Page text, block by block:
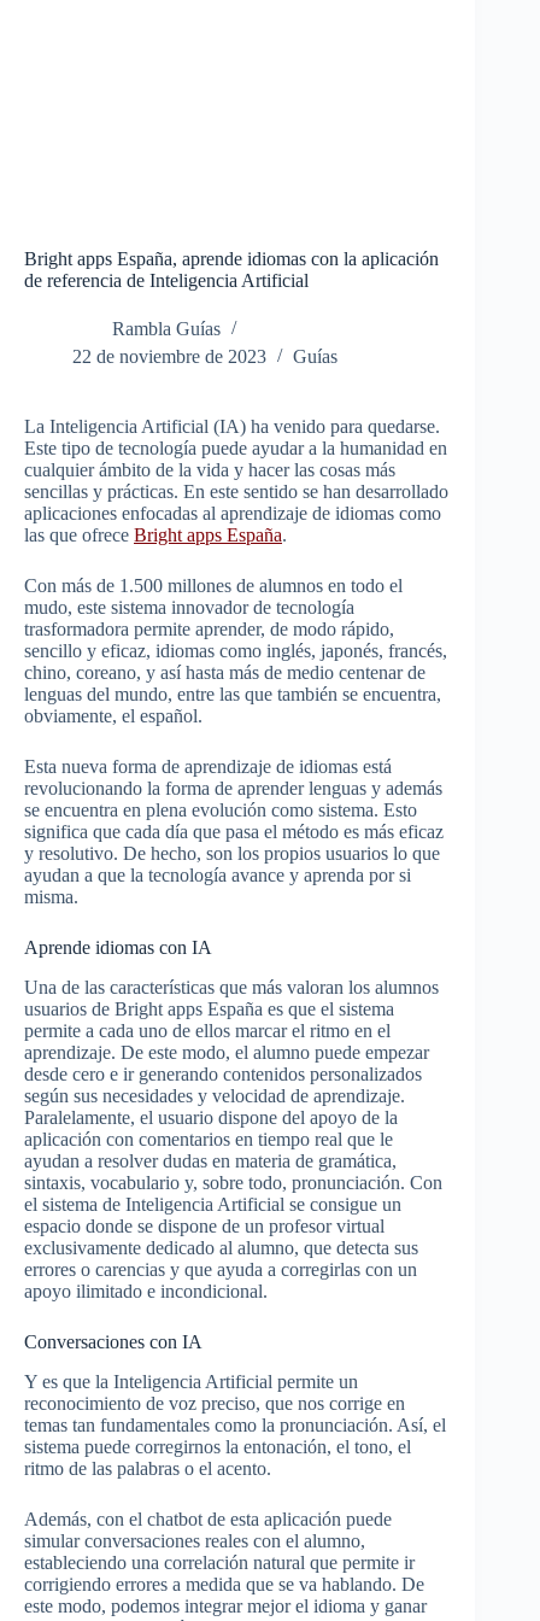
Bright apps España, aprende idiomas con la aplicación
de referencia de Inteligencia Artificial
Rambla Guías
22 de noviembre de 2023
Guías
La Inteligencia Artificial (IA) ha venido para quedarse.
Este tipo de tecnología puede ayudar a la humanidad en
cualquier ámbito de la vida y hacer las cosas más
sencillas y prácticas. En este sentido se han desarrollado
aplicaciones enfocadas al aprendizaje de idiomas como
las que ofrece Bright apps España.
Con más de 1.500 millones de alumnos en todo el
mudo, este sistema innovador de tecnología
trasformadora permite aprender, de modo rápido,
sencillo y eficaz, idiomas como inglés, japonés, francés,
chino, coreano, y así hasta más de medio centenar de
lenguas del mundo, entre las que también se encuentra,
obviamente, el español.
Esta nueva forma de aprendizaje de idiomas está
revolucionando la forma de aprender lenguas y además
se encuentra en plena evolución como sistema. Esto
significa que cada día que pasa el método es más eficaz
y resolutivo. De hecho, son los propios usuarios lo que
ayudan a que la tecnología avance y aprenda por si
misma.
Aprende idiomas con IA
Una de las características que más valoran los alumnos
usuarios de Bright apps España es que el sistema
permite a cada uno de ellos marcar el ritmo en el
aprendizaje. De este modo, el alumno puede empezar
desde cero e ir generando contenidos personalizados
según sus necesidades y velocidad de aprendizaje.
Paralelamente, el usuario dispone del apoyo de la
aplicación con comentarios en tiempo real que le
ayudan a resolver dudas en materia de gramática,
sintaxis, vocabulario y, sobre todo, pronunciación. Con
el sistema de Inteligencia Artificial se consigue un
espacio donde se dispone de un profesor virtual
exclusivamente dedicado al alumno, que detecta sus
errores o carencias y que ayuda a corregirlas con un
apoyo ilimitado e incondicional.
Conversaciones con IA
Y es que la Inteligencia Artificial permite un
reconocimiento de voz preciso, que nos corrige en
temas tan fundamentales como la pronunciación. Así, el
sistema puede corregirnos la entonación, el tono, el
ritmo de las palabras o el acento.
Además, con el chatbot de esta aplicación puede
simular conversaciones reales con el alumno,
estableciendo una correlación natural que permite ir
corrigiendo errores a medida que se va hablando. De
este modo, podemos integrar mejor el idioma y ganar